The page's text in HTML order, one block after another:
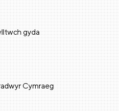
gyda
Cymraeg